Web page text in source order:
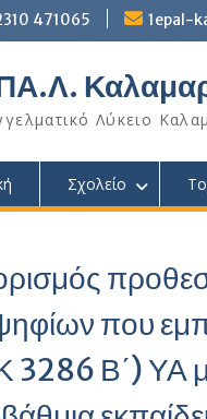
471065 1epal-
Λύκειο
Σχολείο
που
Β΄) ΥΑ